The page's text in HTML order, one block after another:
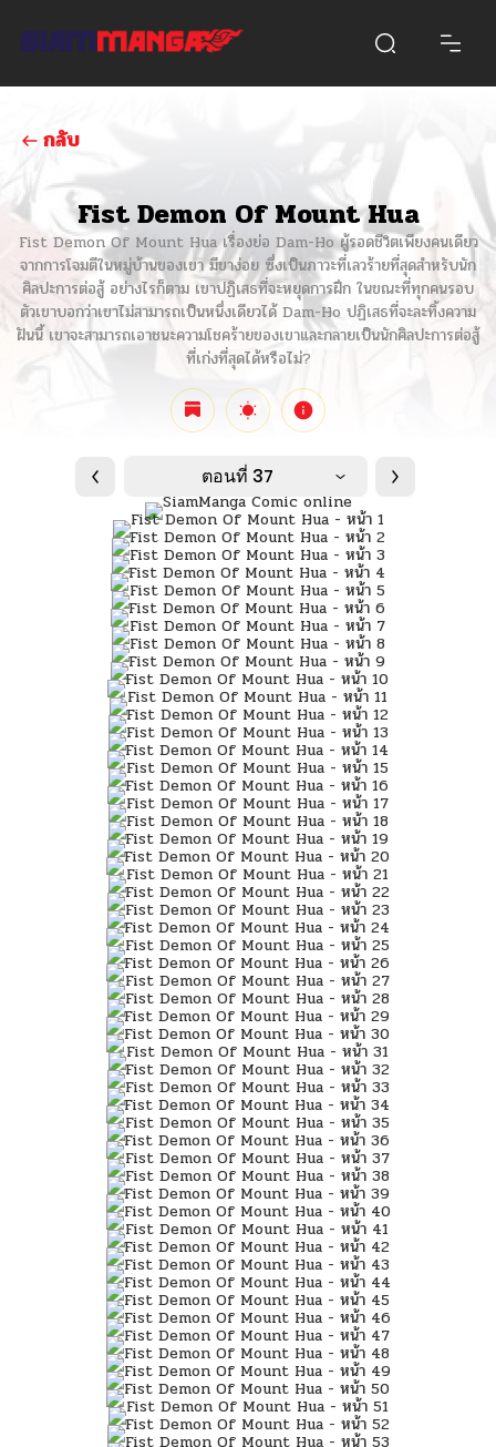
กลับ
Fist Demon Of Mount Hua
Fist Demon Of Mount Hua เรื่องย่อ Dam-Ho ผู้รอดชีวิตเพียงคนเดียว
จากการโจมตีในหมู่บ้านของเขา มีขาง่อย ซึ่งเป็นภาวะที่เลวร้ายที่สุดสำหรับนัก
ศิลปะการต่อสู้ อย่างไรก็ตาม เขาปฏิเสธที่จะหยุดการฝึก ในขณะที่ทุกคนรอบ
ตัวเขาบอกว่าเขาไม่สามารถเป็นหนึ่งเดียวได้ Dam-Ho ปฏิเสธที่จะละทิ้งความ
ฝันนี้ เขาจะสามารถเอาชนะความโชคร้ายของเขาและกลายเป็นนักศิลปะการต่อสู้
ที่เก่งที่สุดได้หรือไม่?
ตอนที่ 37